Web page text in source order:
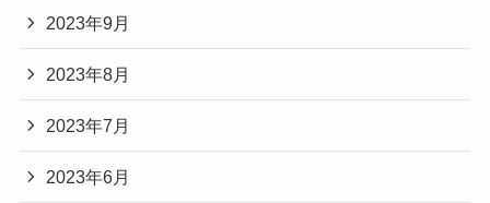
2023年9月
2023年8月
2023年7月
2023年6月